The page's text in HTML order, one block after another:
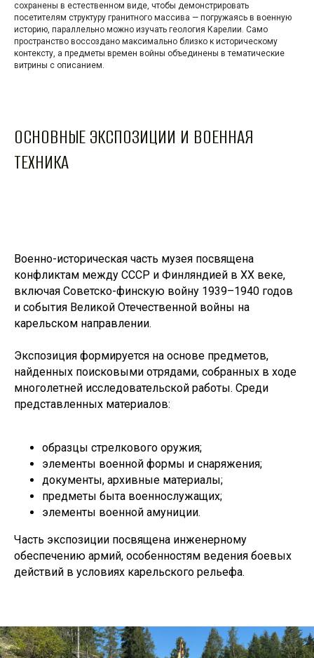
сохранены в естественном виде, чтобы демонстрировать
посетителям структуру гранитного массива — погружаясь в военную
историю, параллельно можно изучать геология Карелии. Само
пространство воссоздано максимально близко к историческому
контексту, а предметы времен войны объединены в тематические
витрины с описанием.
ОСНОВНЫЕ ЭКСПОЗИЦИИ И ВОЕННАЯ
ТЕХНИКА
Военно-историческая часть музея посвящена
конфликтам между СССР и Финляндией в XX веке,
включая Советско-финскую войну 1939–1940 годов
и события Великой Отечественной войны на
карельском направлении.
Экспозиция формируется на основе предметов,
найденных поисковыми отрядами, собранных в ходе
многолетней исследовательской работы. Среди
представленных материалов:
образцы стрелкового оружия;
элементы военной формы и снаряжения;
документы, архивные материалы;
предметы быта военнослужащих;
элементы военной амуниции.
Часть экспозиции посвящена инженерному
обеспечению армий, особенностям ведения боевых
действий в условиях карельского рельефа.